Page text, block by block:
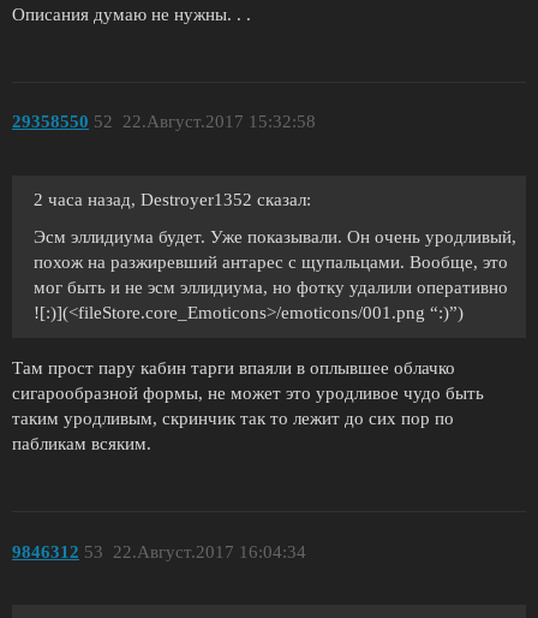
Описания думаю не нужны. . .
29358550 22.Август.2017 15:32:58
52
2 часа назад, Destroyer1352 сказал:
Эсм эллидиума будет. Уже показывали. Он очень уродливый,
похож на разжиревший антарес с щупальцами. Вообще, это
мог быть и не эсм эллидиума, но фотку удалили оперативно
![:)](<fileStore.core_Emoticons>/emoticons/001.png “:)”)
Там прост пару кабин тарги впаяли в оплывшее облачко
сигарообразной формы, не может это уродливое чудо быть
таким уродливым, скринчик так то лежит до сих пор по
пабликам всяким.
9846312 22.Август.2017 16:04:34
53